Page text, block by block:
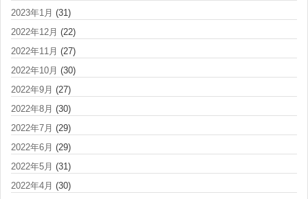
2023年1月 (31)
2022年12月 (22)
2022年11月 (27)
2022年10月 (30)
2022年9月 (27)
2022年8月 (30)
2022年7月 (29)
2022年6月 (29)
2022年5月 (31)
2022年4月 (30)